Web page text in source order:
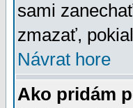
sami
zmazať,
Návrat hore
Ako pridám